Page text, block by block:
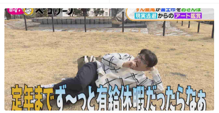
32. 匿名2026/06/03(水) 14:54:18
何を語るトピなの？
+13 -0
33. 匿名2026/06/03(水) 14:54:20